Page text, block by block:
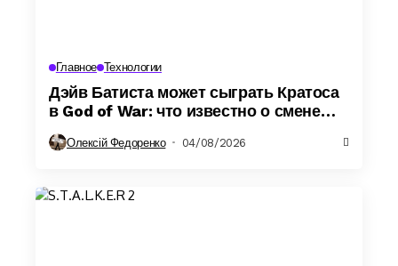
Главное Технологии
Дэйв Батиста может сыграть Кратоса
в God of War: что известно о смене
актера
Олексій Федоренко 04/08/2026